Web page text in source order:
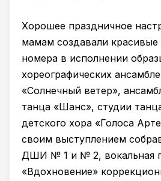
Хорошее праздничное
мамам создавали красивые
номера в исполнении
хореографических
«Солнечный ветер»,
танца «Шанс», студии
детского хора «Голоса
своим выступлением
ДШИ № 1 и № 2, вокальная
«Вдохновение»